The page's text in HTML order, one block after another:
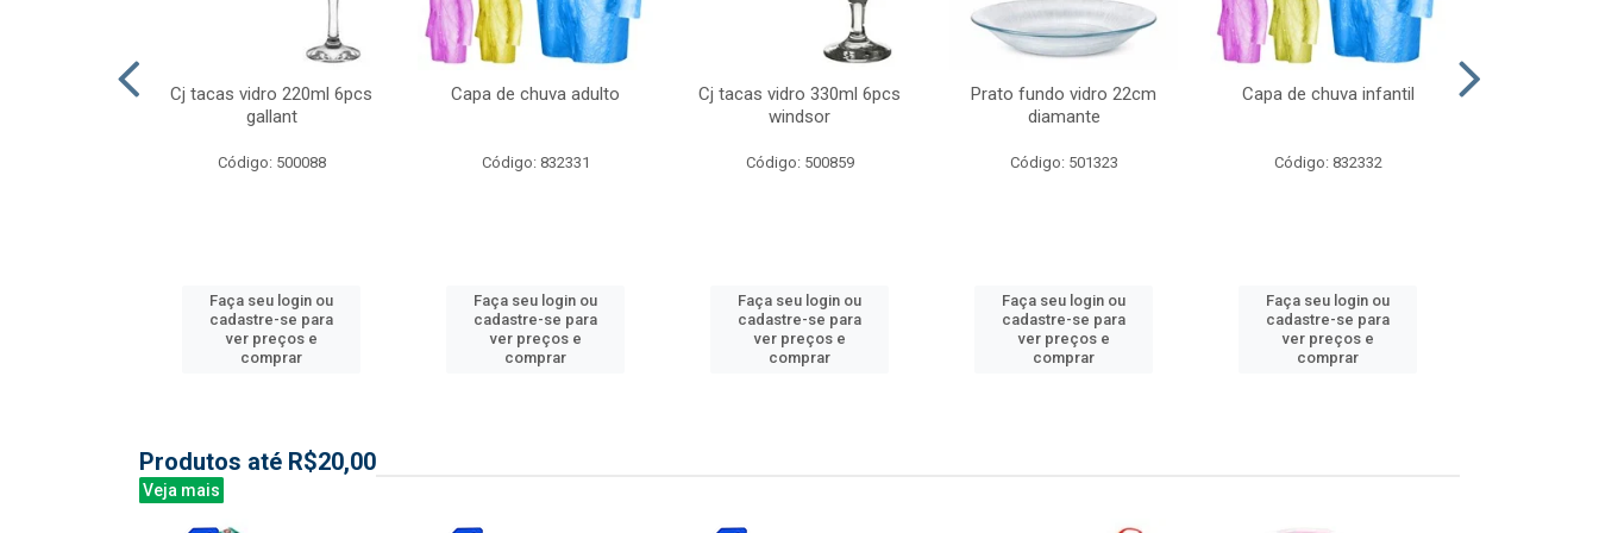
Cj tacas vidro 220ml 6pcs
gallant
Código: 500088
Faça seu login ou
cadastre-se para
ver preços e
comprar
Capa de chuva adulto
Código: 832331
Faça seu login ou
cadastre-se para
ver preços e
comprar
Cj tacas vidro 330ml 6pcs
windsor
Código: 500859
Faça seu login ou
cadastre-se para
ver preços e
comprar
Prato fundo vidro 22cm
diamante
Código: 501323
Faça seu login ou
cadastre-se para
ver preços e
comprar
Capa de chuva infantil
Código: 832332
Faça seu login ou
cadastre-se para
ver preços e
comprar
Produtos até R$20,00
Veja mais